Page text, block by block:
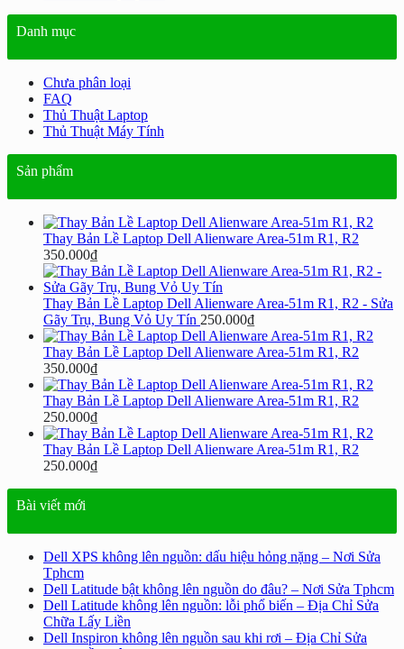
Danh mục
Chưa phân loại
FAQ
Thủ Thuật Laptop
Thủ Thuật Máy Tính
Sản phẩm
Thay Bản Lề Laptop Dell Alienware Area-51m R1, R2
350.000₫
Thay Bản Lề Laptop Dell Alienware Area-51m R1, R2 - Sửa
Gãy Trụ, Bung Vỏ Uy Tín 250.000₫
Thay Bản Lề Laptop Dell Alienware Area-51m R1, R2
350.000₫
Thay Bản Lề Laptop Dell Alienware Area-51m R1, R2
250.000₫
Thay Bản Lề Laptop Dell Alienware Area-51m R1, R2
250.000₫
Bài viết mới
Dell XPS không lên nguồn: dấu hiệu hỏng nặng – Nơi Sửa
Tphcm
Dell Latitude bật không lên nguồn do đâu? – Nơi Sửa Tphcm
Dell Latitude không lên nguồn: lỗi phổ biến – Địa Chỉ Sửa
Chữa Lấy Liền
Dell Inspiron không lên nguồn sau khi rơi – Địa Chỉ Sửa